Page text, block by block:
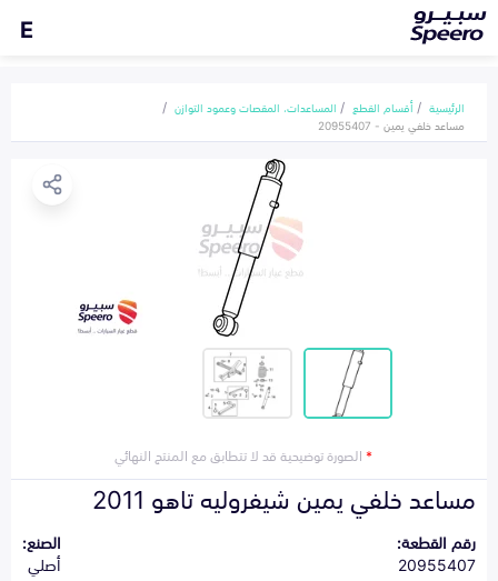
E
الرئيسية أقسام القطع
المساعدات، المقصات وعمود التوازن
مساعد خلفي يمين - 20955407
*الصورة توضيحية قد لا تتطابق مع المنتج النهائي
مساعد خلفي يمين شيفروليه تاهو 2011
رقم القطعة:
20955407
الصنع:
أصلي